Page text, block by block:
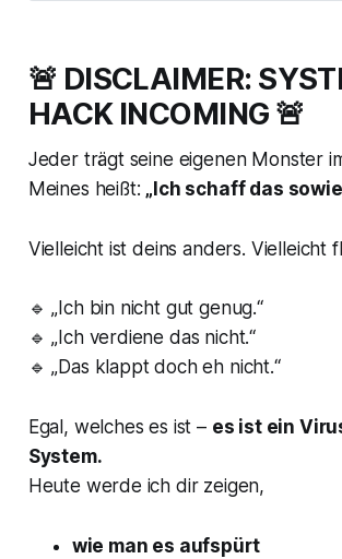
ROOT ACCESS
SYSTEM-LOCK
VIRUS/BUG
QUARANTÄNE
🚨 DISCLAIMER:
HACK INCOMING 🚨
Jeder trägt seine eigenen Monster
Meines heißt: „Ich schaff das
Vielleicht ist deins anders. Vielleicht
🔹 „Ich bin nicht gut genug.“
🔹 „Ich verdiene das nicht.“
🔹 „Das klappt doch eh nicht.“
Egal, welches es ist – es ist ein
System.
Heute werde ich dir zeigen,
wie man es aufspürt